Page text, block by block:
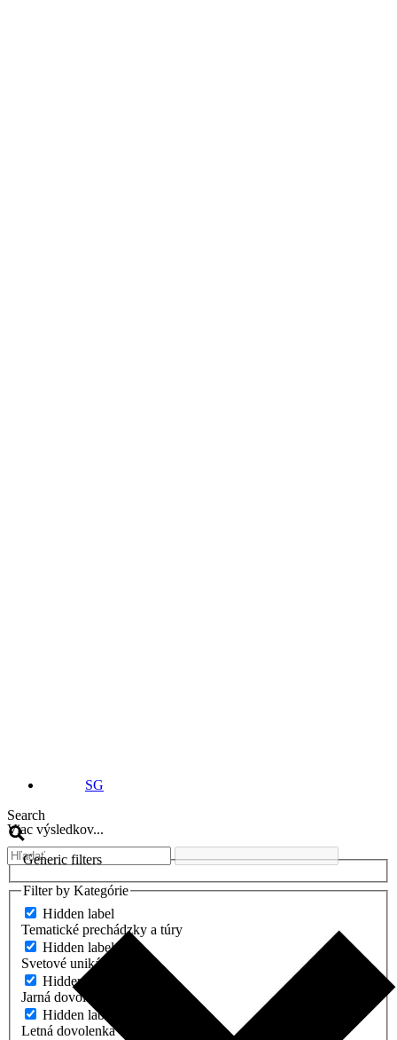
SG
Search
Viac výsledkov...
Generic filters
Filter by Kategórie
Hidden label
Tematické prechádzky a túry
Hidden label
Svetové unikátnosti
Hidden label
Jarná dovolenka
Hidden label
Letná dovolenka